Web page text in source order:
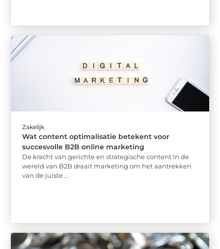
Zakelijk
Wat content optimalisatie betekent voor
succesvolle B2B online marketing
De kracht van gerichte en strategische content In de
wereld van B2B draait marketing om het aantrekken
van de juiste ...